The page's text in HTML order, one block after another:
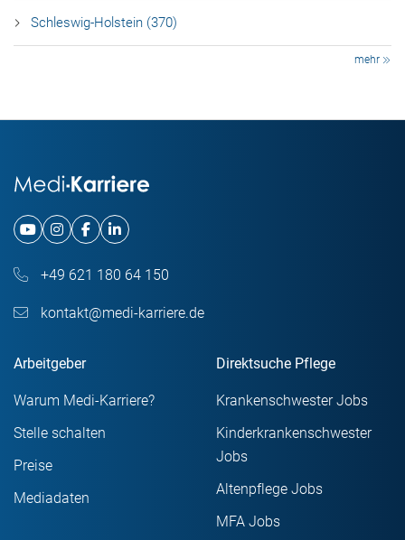
Schleswig-Holstein (370)
mehr
+49 621 180 64 150
kontakt@medi-karriere.de
Arbeitgeber
Warum Medi-Karriere?
Stelle schalten
Preise
Mediadaten
Direktsuche Pflege
Krankenschwester Jobs
Kinderkrankenschwester
Jobs
Altenpflege Jobs
MFA Jobs